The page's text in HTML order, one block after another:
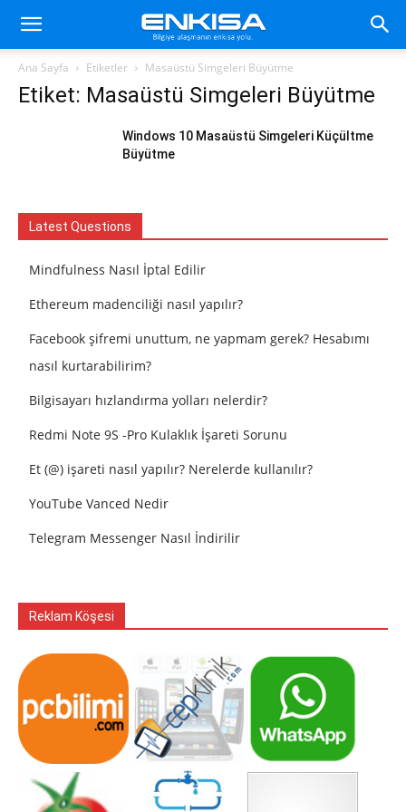
Ana Sayfa Etiketler Masaüstü Simgeleri Büyütme
Etiket: Masaüstü Simgeleri Büyütme
Windows 10 Masaüstü Simgeleri Küçültme
Büyütme
Latest Questions
Mindfulness Nasıl İptal Edilir
Ethereum madenciliği nasıl yapılır?
Facebook şifremi unuttum, ne yapmam gerek? Hesabımı
nasıl kurtarabilirim?
Bilgisayarı hızlandırma yolları nelerdir?
Redmi Note 9S -Pro Kulaklık İşareti Sorunu
Et (@) işareti nasıl yapılır? Nerelerde kullanılır?
YouTube Vanced Nedir
Telegram Messenger Nasıl İndirilir
Reklam Köşesi